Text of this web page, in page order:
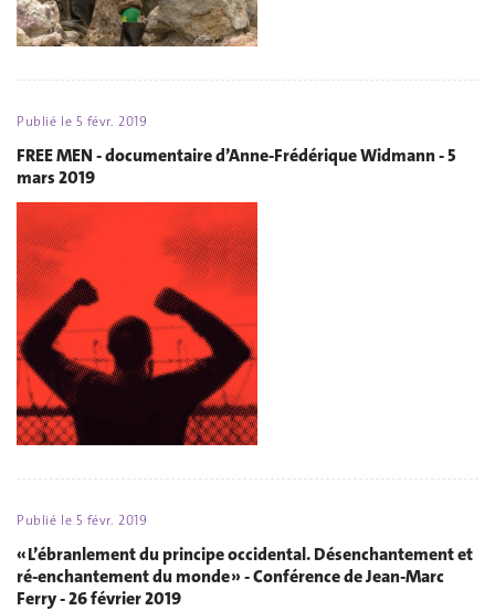
Publié le 5 févr. 2019
FREE MEN - documentaire d’Anne-Frédérique Widmann - 5
mars 2019
Publié le 5 févr. 2019
« L’ébranlement du principe occidental. Désenchantement et
ré-enchantement du monde » - Conférence de Jean-Marc
Ferry - 26 février 2019